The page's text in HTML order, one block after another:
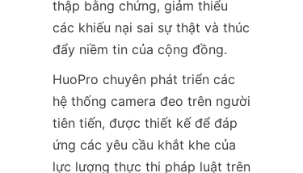
thập bằng chứng, giảm thiểu
các khiếu nại sai sự thật và thúc
đẩy niềm tin của cộng đồng.
HuoPro chuyên phát triển các
hệ thống camera đeo trên người
tiên tiến, được thiết kế để đáp
ứng các yêu cầu khắt khe của
lực lượng thực thi pháp luật trên